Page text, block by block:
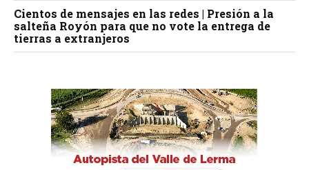
Cientos de mensajes en las redes | Presión a la
salteña Royón para que no vote la entrega de
tierras a extranjeros